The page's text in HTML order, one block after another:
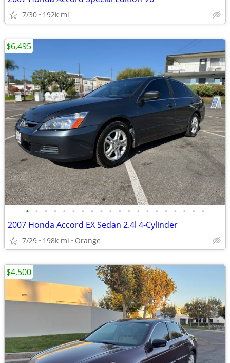
7/30 192k mi
• • • • • • • • • • • • • • • • • • • •
2007 Honda Accord EX Sedan 2.4l 4-Cylinder
7/29 198k mi Orange
$6,495
$4,500